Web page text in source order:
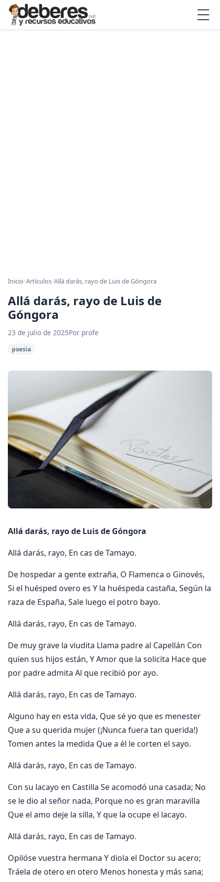
Inicio/Artículos/Allá darás, rayo de Luis de Góngora
Allá darás, rayo de Luis de
Góngora
23 de julio de 2025Por profe
poesia
Allá darás, rayo de Luis de Góngora
Allá darás, rayo, En cas de Tamayo.
De hospedar a gente extraña, O Flamenca o Ginovés,
Si el huésped overo es Y la huéspeda castaña, Según la
raza de España, Sale luego el potro bayo.
Allá darás, rayo, En cas de Tamayo.
De muy grave la viudita Llama padre al Capellán Con
quien sus hijos están, Y Amor que la solicita Hace que
por padre admita Al que recibió por ayo.
Allá darás, rayo, En cas de Tamayo.
Alguno hay en esta vida, Que sé yo que es menester
Que a su querida mujer (¡Nunca fuera tan querida!)
Tomen antes la medida Que a él le corten el sayo.
Allá darás, rayo, En cas de Tamayo.
Con su lacayo en Castilla Se acomodó una casada; No
se le dio al señor nada, Porque no es gran maravilla
Que el amo deje la silla, Y que la ocupe el lacayo.
Allá darás, rayo, En cas de Tamayo.
Opilóse vuestra hermana Y diola el Doctor su acero;
Tráela de otero en otero Menos honesta y más sana;